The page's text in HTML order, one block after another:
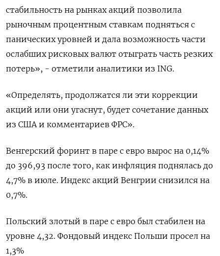
стабильность на рынках акций позволила
рыночным процентным ставкам подняться с
панических уровней и дала возможность части
ослабших рисковых валют отыграть часть резких
потерь», - отметили аналитики из ING.
«Определять, продолжатся ли эти коррекции
акций или они угаснут, будет сочетание данных
из США и комментариев ФРС».
Венгерский форинт в паре с евро вырос на 0,14%
до 396,93 после того, как инфляция поднялась до
4,7% в июле. Индекс акций Венгрии снизился на
0,7%.
Польский злотый в паре с евро был стабилен на
уровне 4,32. Фондовый индекс Польши просел на
1,3%